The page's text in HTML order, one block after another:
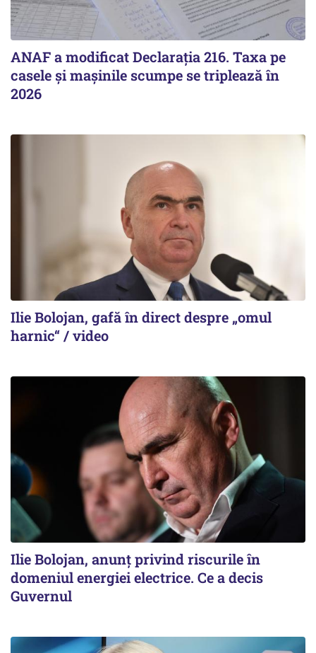
ANAF a modificat Declarația 216. Taxa pe
casele și mașinile scumpe se triplează în
2026
Ilie Bolojan, gafă în direct despre „omul
harnic“ / video
Ilie Bolojan, anunț privind riscurile în
domeniul energiei electrice. Ce a decis
Guvernul